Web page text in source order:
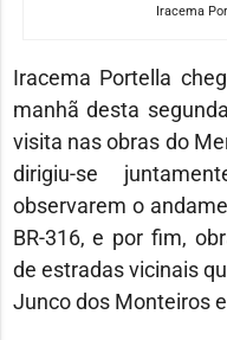
Iracema
Iracema Portella
manhã desta
visita nas obras do
dirigiu-se
observarem o
BR-316, e por fim,
de estradas vicinais
Junco dos Monteiros